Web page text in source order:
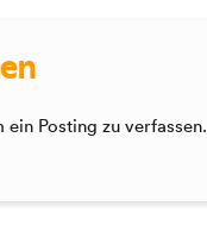
ein Posting zu verfassen.